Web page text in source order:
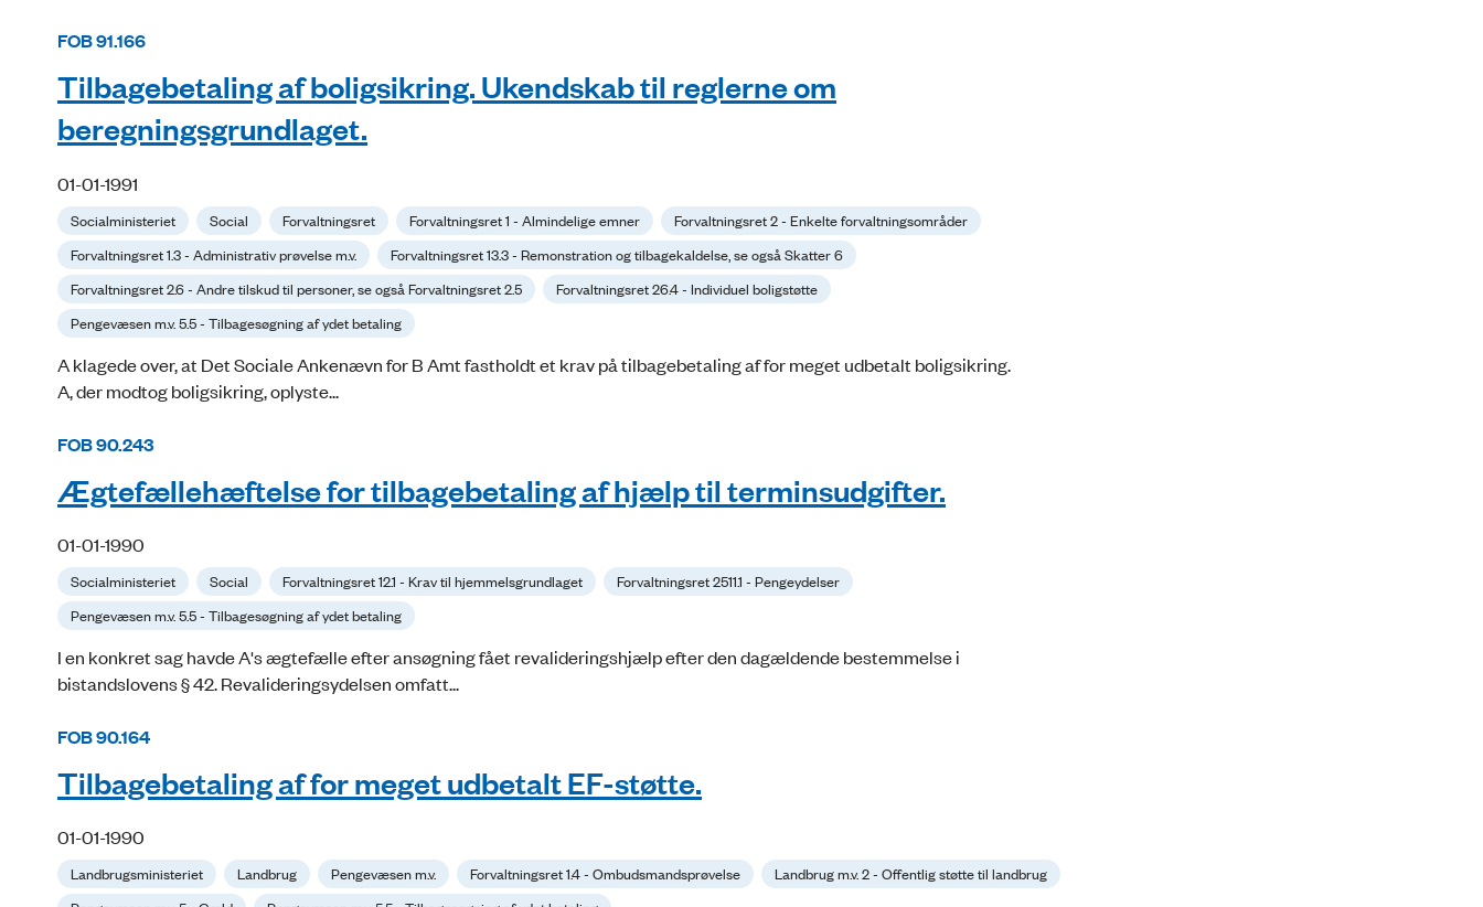
FOB 91.166
Tilbagebetaling af boligsikring. Ukendskab til reglerne om
beregningsgrundlaget.
01-01-1991
Socialministeriet Social Forvaltningsret Forvaltningsret 1 - Almindelige emner
Forvaltningsret 2 - Enkelte forvaltningsområder
Forvaltningsret 1.3 - Administrativ prøvelse m.v.
Forvaltningsret 13.3 - Remonstration og tilbagekaldelse, se også Skatter 6
Forvaltningsret 2.6 - Andre tilskud til personer, se også Forvaltningsret 2.5
Forvaltningsret 26.4 - Individuel boligstøtte
Pengevæsen m.v. 5.5 - Tilbagesøgning af ydet betaling
A klagede over, at Det Sociale Ankenævn for B Amt fastholdt et krav på tilbagebetaling af for meget udbetalt boligsikring.
A, der modtog boligsikring, oplyste...
FOB 90.243
Ægtefællehæftelse for tilbagebetaling af hjælp til terminsudgifter.
01-01-1990
Socialministeriet Social Forvaltningsret 12.1 - Krav til hjemmelsgrundlaget
Forvaltningsret 2511.1 - Pengeydelser
Pengevæsen m.v. 5.5 - Tilbagesøgning af ydet betaling
I en konkret sag havde A's ægtefælle efter ansøgning fået revalideringshjælp efter den dagældende bestemmelse i
bistandslovens § 42. Revalideringsydelsen omfatt...
FOB 90.164
Tilbagebetaling af for meget udbetalt EF-støtte.
01-01-1990
Landbrugsministeriet Landbrug Pengevæsen m.v. Forvaltningsret 1.4 - Ombudsmandsprøvelse
Landbrug m.v. 2 - Offentlig støtte til landbrug